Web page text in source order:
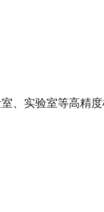
、实验室等高精